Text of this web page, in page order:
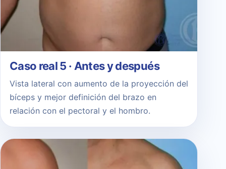
Caso real 5 · Antes y después
Vista lateral con aumento de la proyección del
bíceps y mejor definición del brazo en
relación con el pectoral y el hombro.